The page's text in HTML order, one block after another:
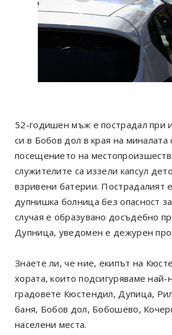
52-годишен мъж е пострадал при
си в Бобов дол в края на
посещението на
служителите са иззели капсул
взривени батерии. Пострадалият
дупнишка болница без опасност
случая е образувано досъдебно
Дупница, уведомен е дежурен
Знаете ли, че ние, екипът на
хората, които подсигуряваме
градовете Кюстендил, Дупица,
баня, Бобов дол, Бобошево,
населени места.